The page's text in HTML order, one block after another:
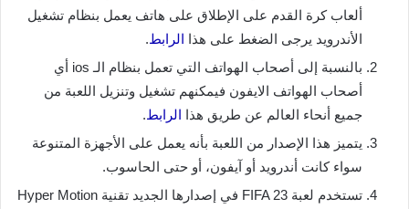
ألعاب كرة القدم على الإطلاق على هاتف يعمل بنظام تشغيل
الأندرويد يرجى الضغط على هذا الرابط.
بالنسبة إلى أصحاب الهواتف التي تعمل بنظام الـ ios أي
أصحاب الهواتف الايفون فيمكنهم تشغيل وتنزيل اللعبة من
جميع أنحاء العالم عن طريق هذا الرابط.
يتميز هذا الإصدار من اللعبة بأنه يعمل على الأجهزة المتنوعة
سواء كانت أندرويد أو آيفون، أو حتى الحاسوب.
تستخدم لعبة FIFA 23 في إصدارها الجديد تقنية Hyper Motion